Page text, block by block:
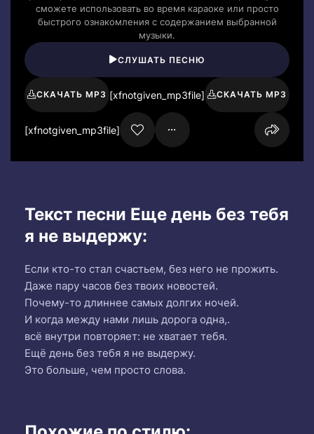
сможете использовать во время караоке или просто
быстрого ознакомления с содержанием выбранной
музыки.
СЛУШАТЬ ПЕСНЮ
СКАЧАТЬ MP3 [xfnotgiven_mp3file] СКАЧАТЬ MP3
[xfnotgiven_mp3file]
Текст песни Еще день без тебя
я не выдержу:
Если кто-то стал счастьем, без него не прожить.
Даже пару часов без твоих новостей.
Почему-то длиннее самых долгих ночей.
И когда между нами лишь дорога одна,.
всё внутри повторяет: не хватает тебя.
Ещё день без тебя я не выдержу.
Это больше, чем просто слова.